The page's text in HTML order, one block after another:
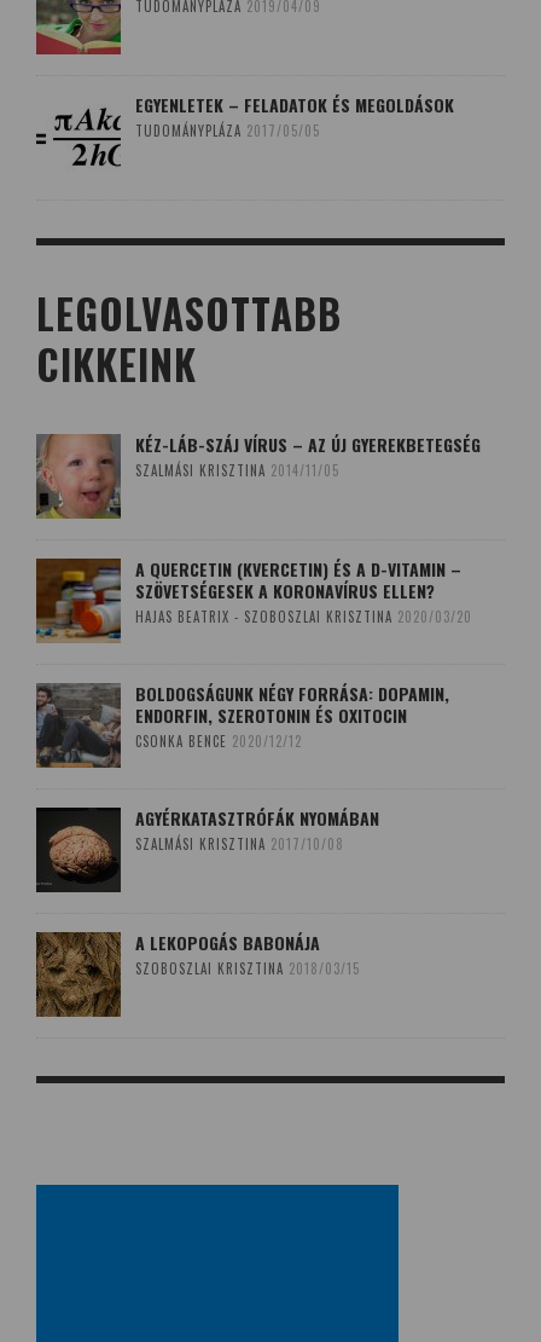
TUDOMÁNYPLÁZA 2019/04/09
EGYENLETEK – FELADATOK ÉS MEGOLDÁSOK
TUDOMÁNYPLÁZA 2017/05/05
LEGOLVASOTTABB
CIKKEINK
KÉZ-LÁB-SZÁJ VÍRUS – AZ ÚJ GYEREKBETEGSÉG
SZALMÁSI KRISZTINA 2014/11/05
A QUERCETIN (KVERCETIN) ÉS A D-VITAMIN –
SZÖVETSÉGESEK A KORONAVÍRUS ELLEN?
HAJAS BEATRIX - SZOBOSZLAI KRISZTINA 2020/03/20
BOLDOGSÁGUNK NÉGY FORRÁSA: DOPAMIN,
ENDORFIN, SZEROTONIN ÉS OXITOCIN
CSONKA BENCE 2020/12/12
AGYÉRKATASZTRÓFÁK NYOMÁBAN
SZALMÁSI KRISZTINA 2017/10/08
A LEKOPOGÁS BABONÁJA
SZOBOSZLAI KRISZTINA 2018/03/15